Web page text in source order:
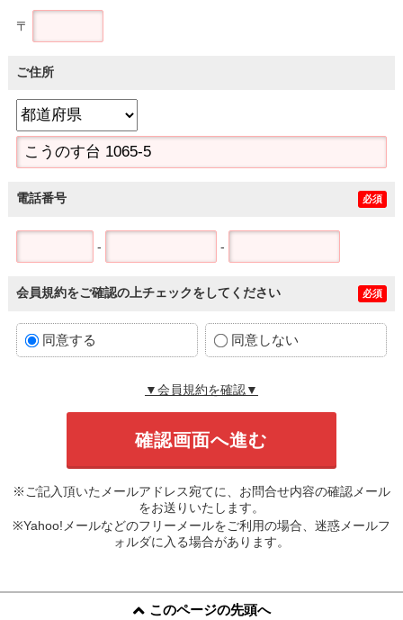
〒
ご住所
電話番号 必須
- -
会員規約をご確認の上チェックをしてください 必須
同意する 同意しない
▼会員規約を確認▼
※ご記入頂いたメールアドレス宛てに、お問合せ内容の確認メール
をお送りいたします。
※Yahoo!メールなどのフリーメールをご利用の場合、迷惑メールフ
ォルダに入る場合があります。
このページの先頭へ